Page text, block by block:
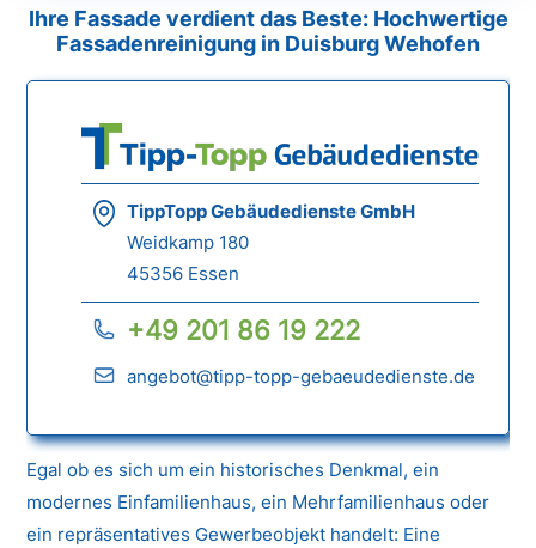
Ihre Fassade verdient das Beste: Hochwertige
Fassadenreinigung in Duisburg Wehofen
TippTopp Gebäudedienste GmbH
Weidkamp 180
45356 Essen
+49 201 86 19 222
angebot@tipp-topp-gebaeudedienste.de
Egal ob es sich um ein historisches Denkmal, ein
modernes Einfamilienhaus, ein Mehrfamilienhaus oder
ein repräsentatives Gewerbeobjekt handelt: Eine